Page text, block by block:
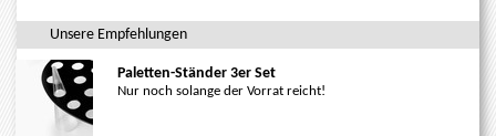
Unsere Empfehlungen
Paletten-Ständer 3er Set
Nur noch solange der Vorrat reicht!